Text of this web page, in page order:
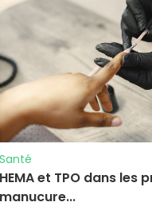
Santé
HEMA et TPO dans les
manucure...